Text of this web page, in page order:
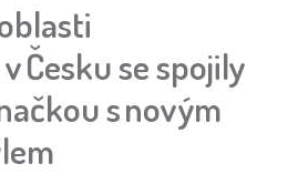
Česku se spojily
s novým